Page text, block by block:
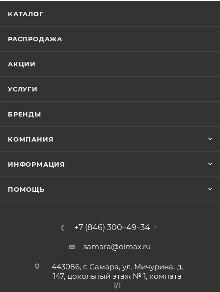
КАТАЛОГ
РАСПРОДАЖА
АКЦИИ
УСЛУГИ
БРЕНДЫ
КОМПАНИЯ
ИНФОРМАЦИЯ
ПОМОЩЬ
+7 (846) 300–49–34
samara@olmax.ru
443086, г. Самара, ул. Мичурина, д.
147, цокольный этаж № 1, комната
1/1